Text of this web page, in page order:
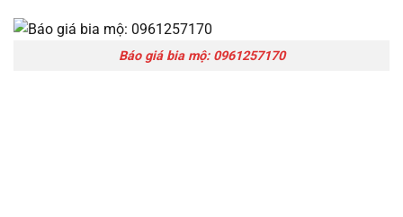
Báo giá bia mộ: 0961257170